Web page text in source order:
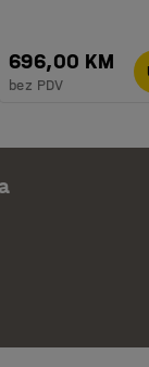
696,00 KM
bez PDV